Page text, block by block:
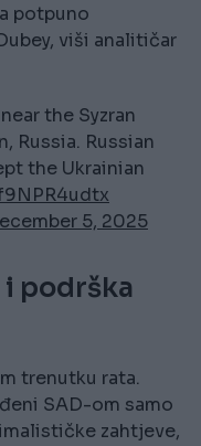
potpuno
viši analitičar
the Syzran
Russia. Russian
the Ukrainian
5, 2025
podrška
trenutku rata.
SAD-om samo
zahtjeve,